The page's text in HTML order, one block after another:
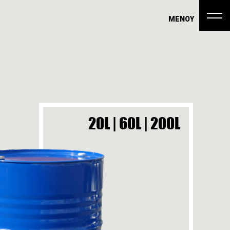
ΜΕΝΟΥ
20L | 60L | 200L